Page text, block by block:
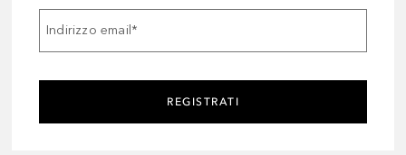
Indirizzo email*
REGISTRATI